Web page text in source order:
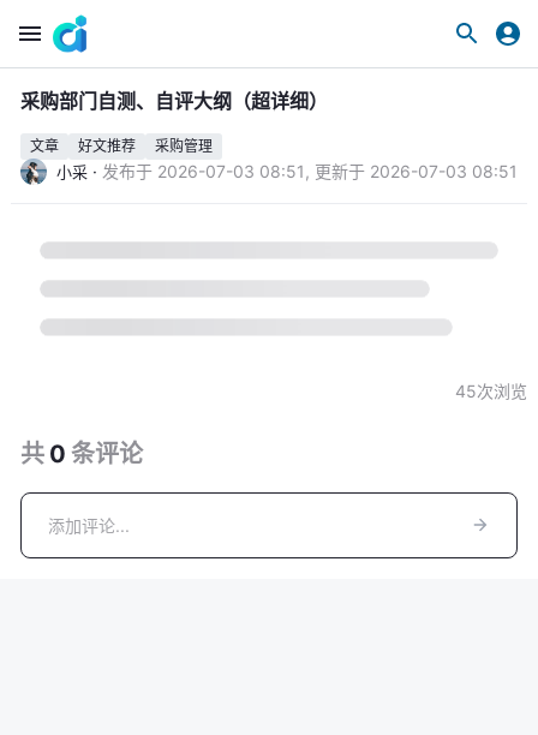
采购部门自测、自评大纲（超详细）
文章 好文推荐 采购管理
小采 · 发布于 2026-07-03 08:51 , 更新于 2026-07-03 08:51
45次浏览
共 0 条评论